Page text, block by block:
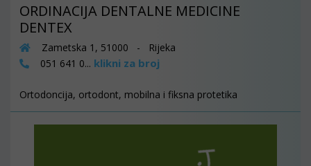
ORDINACIJA DENTALNE MEDICINE
DENTEX
Zametska 1, 51000 - Rijeka
051 641 0... klikni za broj
Ortodoncija, ortodont, mobilna i fiksna protetika